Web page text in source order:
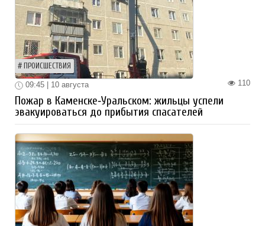
ПРОИСШЕСТВИЯ
110
09:45 | 10 августа
Пожар в Каменске‑Уральском: жильцы успели
эвакуироваться до прибытия спасателей